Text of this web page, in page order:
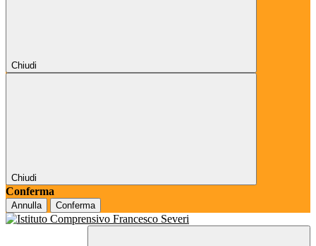
Chiudi
Chiudi
Conferma
Annulla Conferma